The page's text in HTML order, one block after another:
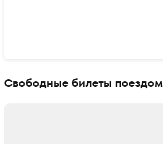
Свободные билеты поездом